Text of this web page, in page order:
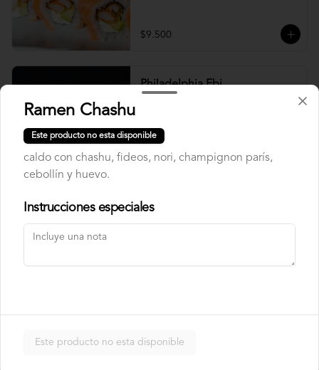
$9.500
Philadelphia Ebi
$7.500
Philadelphia Roll
Rainbow Roll
Ramen Chashu
Este producto no esta disponible
caldo con chashu, fideos, nori, champignon parís,
cebollín y huevo.
Instrucciones especiales
Este producto no esta disponible